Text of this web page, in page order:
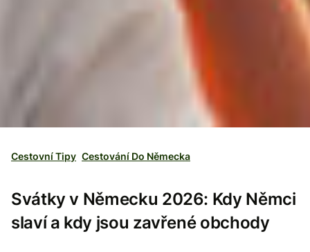
Cestovní Tipy Cestování Do Německa
Svátky v Německu 2026: Kdy Němci
slaví a kdy jsou zavřené obchody